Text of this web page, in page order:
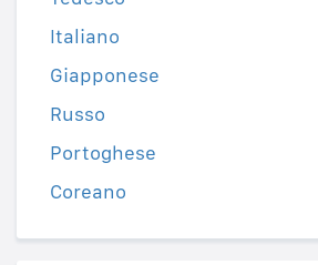
Italiano
Giapponese
Russo
Portoghese
Coreano